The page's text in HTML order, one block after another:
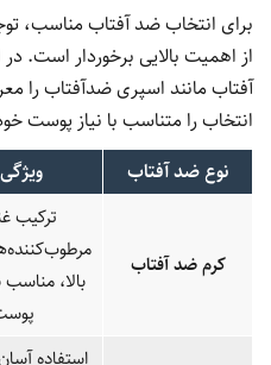
برای انتخاب ضد آفتاب مناسب،
از اهمیت بالایی برخوردار است.
آفتاب مانند اسپری ضدآفتاب را
انتخاب را متناسب با نیاز پوست
نوع ضد آفتاب
کرم ضد آفتاب
ترکیب
بالا، مناسب
استفاده